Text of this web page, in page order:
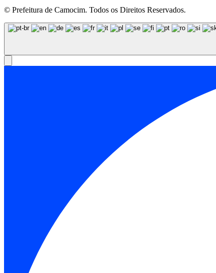
© Prefeitura de Camocim. Todos os Direitos Reservados.